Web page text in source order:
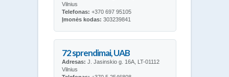
Vilnius
Telefonas: +370 697 95105
Įmonės kodas: 303239841
72 sprendimai, UAB
Adresas: J. Jasinskio g. 16A, LT-01112
Vilnius